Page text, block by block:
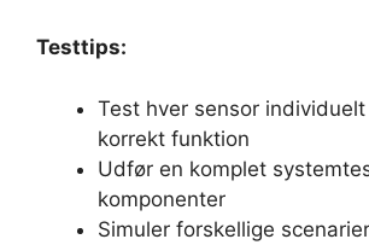
Testtips:
Test hver sensor
korrekt funktion
Udfør en komplet
komponenter
Simuler forskellige